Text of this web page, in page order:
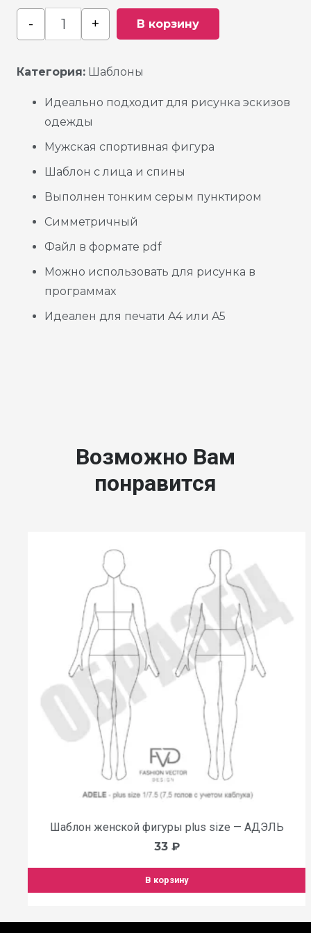
Quantity
- + В корзину
Категория: Шаблоны
Идеально подходит для рисунка эскизов
одежды
Мужская спортивная фигура
Шаблон с лица и спины
Выполнен тонким серым пунктиром
Симметричный
Файл в формате pdf
Можно использовать для рисунка в
программах
Идеален для печати A4 или A5
Возможно Вам
понравится
Шаблон женской фигуры plus size — АДЭЛЬ
33₽
В корзину